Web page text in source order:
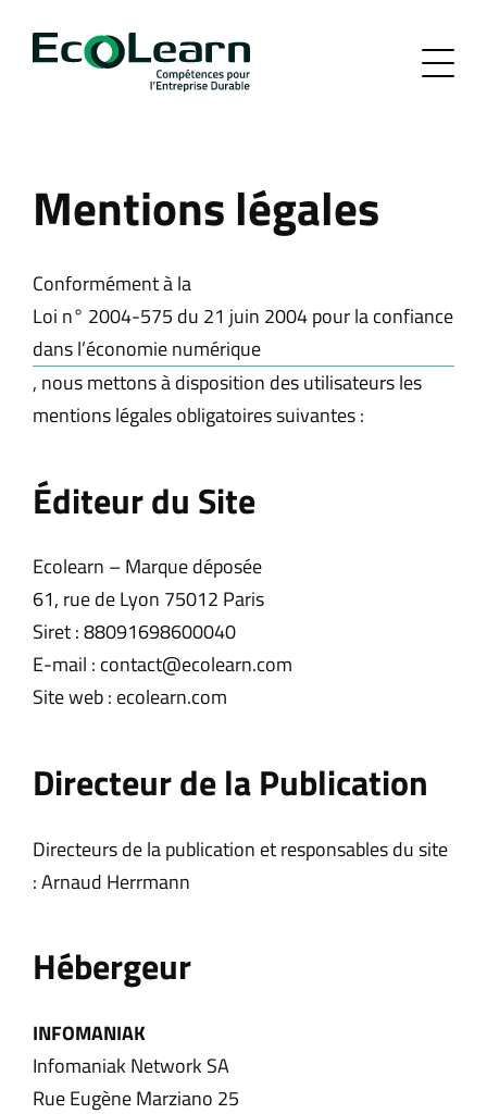
Mentions légales
Conformément à la
Loi n° 2004-575 du 21 juin 2004 pour la confiance
dans l’économie numérique
, nous mettons à disposition des utilisateurs les
mentions légales obligatoires suivantes :
Éditeur du Site
Ecolearn – Marque déposée
61, rue de Lyon 75012 Paris
Siret : 88091698600040
E-mail : contact@ecolearn.com
Site web : ecolearn.com
Directeur de la Publication
Directeurs de la publication et responsables du site
: Arnaud Herrmann
Hébergeur
INFOMANIAK
Infomaniak Network SA
Rue Eugène Marziano 25